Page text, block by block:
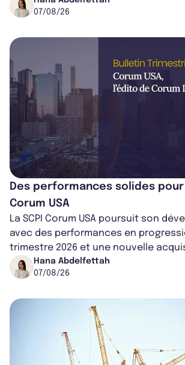
07/08/26
Des performances solides pour
Corum USA
La SCPI Corum USA poursuit son
avec des performances en
trimestre 2026 et une nouvelle
région de Chicago. Entre hausse de...
Hana Abdelfettah
07/08/26